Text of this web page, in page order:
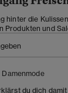
hinter die
Produkten und
Damenmode
du dich